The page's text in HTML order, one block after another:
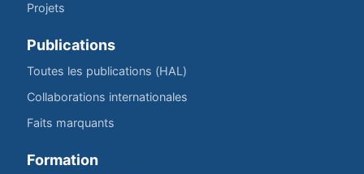
Projets
Publications
Toutes les publications (HAL)
Collaborations internationales
Faits marquants
Formation